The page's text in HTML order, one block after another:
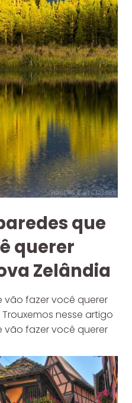
que
querer
Zelândia
vão fazer você querer
nesse artigo
vão fazer você querer